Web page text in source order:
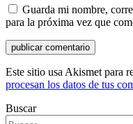
Guarda mi nombre,
para la próxima vez que
Este sitio usa Akismet para
procesan los datos de tus
Buscar